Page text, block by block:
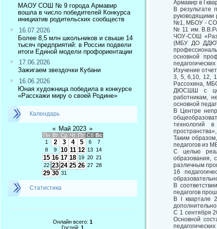
МАОУ СОШ № 9 города Армавир
вошла в число победителей Конкурса
инициатив родительских сообществ
16.07.2026
Более 8,5 млн школьников и свыше 14
тысяч предприятий: в России подвели
итоги Единой модели профориентации
17.06.2026
Зажигаем звездочки Кубани
16.06.2026
Юная художница победила в конкурсе
«Расскажи миру о своей Родине»
Календарь
« Май 2023 »
Пн Вт Ср Чт Пт Сб Вс
1
2 3 4 5 6
7
8
9 10 11 12 13 14
15 16 17 18 19 20 21
22 23 24 25 26 27 28
29 30 31
Статистика
Онлайн всего: 1
Гостей: 1
Армавир в I
В результате
руководящими
№1, МБОУ -
№ 11 им.
ЧОУ-СОШ
(МБУ ДО
основной
Изучение
3, 5, 6,10, 12,
Рассохина,
ДЮСШШ с
работникам,
основной
В Центре
технологий
Таким
педагогов
С целью
образования,
различным
16
В
педагогов
В I квартале
С 1 сентября
Основной